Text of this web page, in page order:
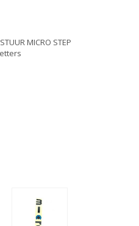
MICRO STEP